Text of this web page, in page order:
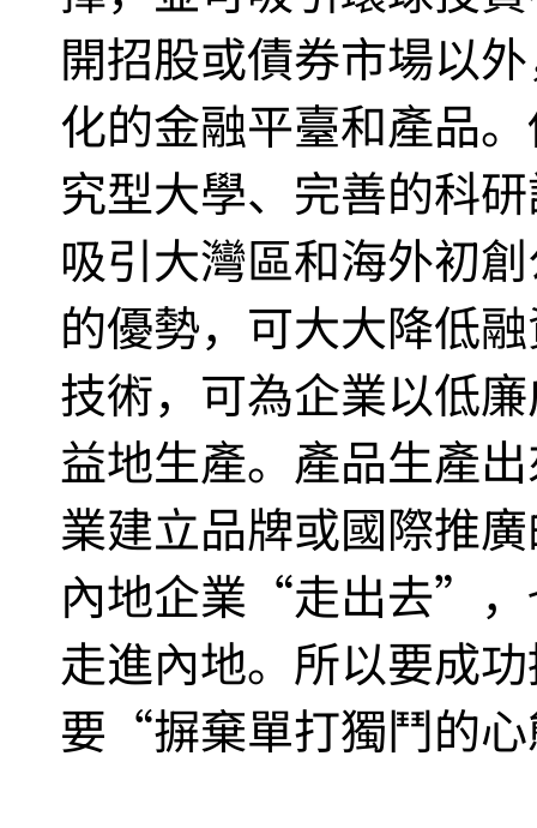
開招股或債券市場以
化的金融平臺和產品
究型大學、完善的科
吸引大灣區和海外初
的優勢，可大大降低
技術，可為企業以低
益地生產。產品生產
業建立品牌或國際推
內地企業“走出去”，
走進內地。所以要成
要“摒棄單打獨鬥的